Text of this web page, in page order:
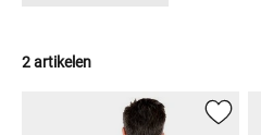
2 artikelen